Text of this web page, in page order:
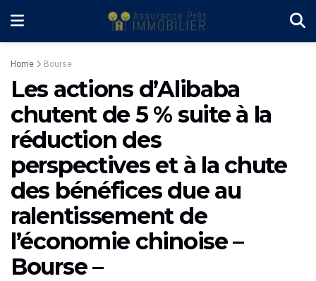
Home Bourse
Les actions d’Alibaba
chutent de 5 % suite à la
réduction des
perspectives et à la chute
des bénéfices due au
ralentissement de
l’économie chinoise –
Bourse –